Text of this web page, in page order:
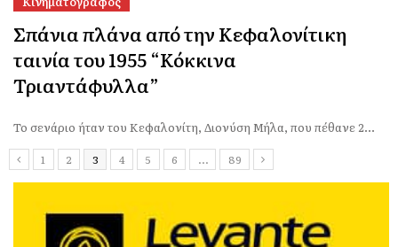
Σπάνια πλάνα από την Κεφαλονίτικη
ταινία του 1955 “Κόκκινα
Τριαντάφυλλα”
Το σενάριο ήταν του Κεφαλονίτη, Διονύση Μήλα, που πέθανε 2...
1 2 3 4 5 6 … 89